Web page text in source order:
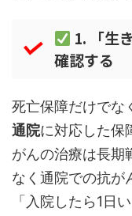
1. 「生
確認する
死亡保障だけでな
通院に対応した保
がんの治療は長期
なく通院での抗が
「入院したら1日